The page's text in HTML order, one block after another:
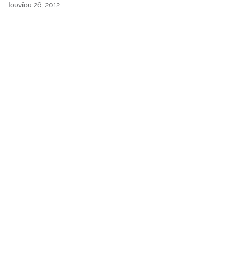
Ιουνίου 26, 2012